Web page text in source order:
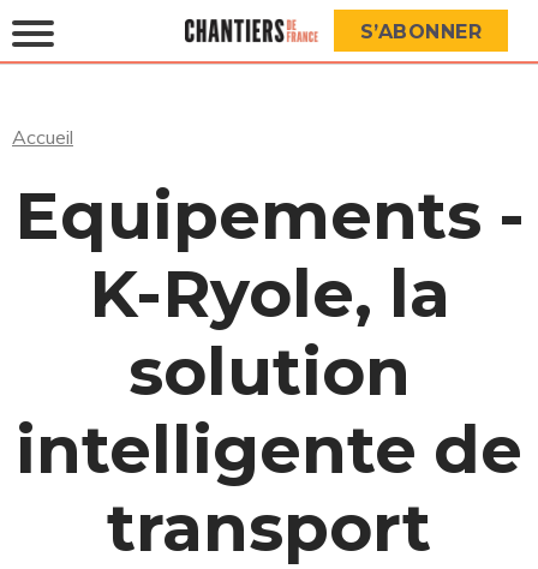
S’ABONNER
Accueil
Equipements -
K-Ryole, la
solution
intelligente de
transport